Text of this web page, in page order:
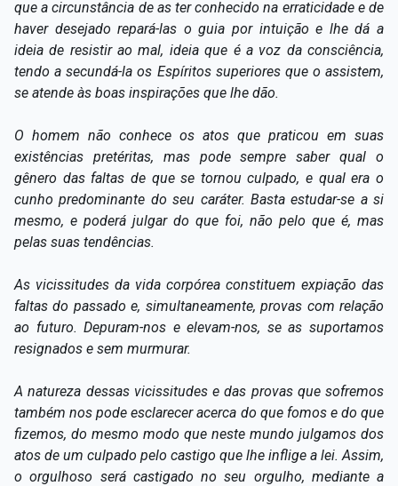
que a circunstância de as ter conhecido na erraticidade e de
haver desejado repará-las o guia por intuição e lhe dá a
ideia de resistir ao mal, ideia que é a voz da consciência,
tendo a secundá-la os Espíritos superiores que o assistem,
se atende às boas inspirações que lhe dão.
O homem não conhece os atos que praticou em suas
existências pretéritas, mas pode sempre saber qual o
gênero das faltas de que se tornou culpado, e qual era o
cunho predominante do seu caráter. Basta estudar-se a si
mesmo, e poderá julgar do que foi, não pelo que é, mas
pelas suas tendências.
As vicissitudes da vida corpórea constituem expiação das
faltas do passado e, simultaneamente, provas com relação
ao futuro. Depuram-nos e elevam-nos, se as suportamos
resignados e sem murmurar.
A natureza dessas vicissitudes e das provas que sofremos
também nos pode esclarecer acerca do que fomos e do que
fizemos, do mesmo modo que neste mundo julgamos dos
atos de um culpado pelo castigo que lhe inflige a lei. Assim,
o orgulhoso será castigado no seu orgulho, mediante a